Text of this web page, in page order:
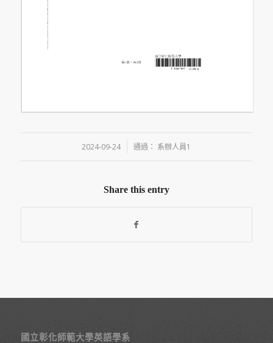
2024-09-24
/ 通過： 系辦人員1
Share this entry
國立彰化師範大學英語學系